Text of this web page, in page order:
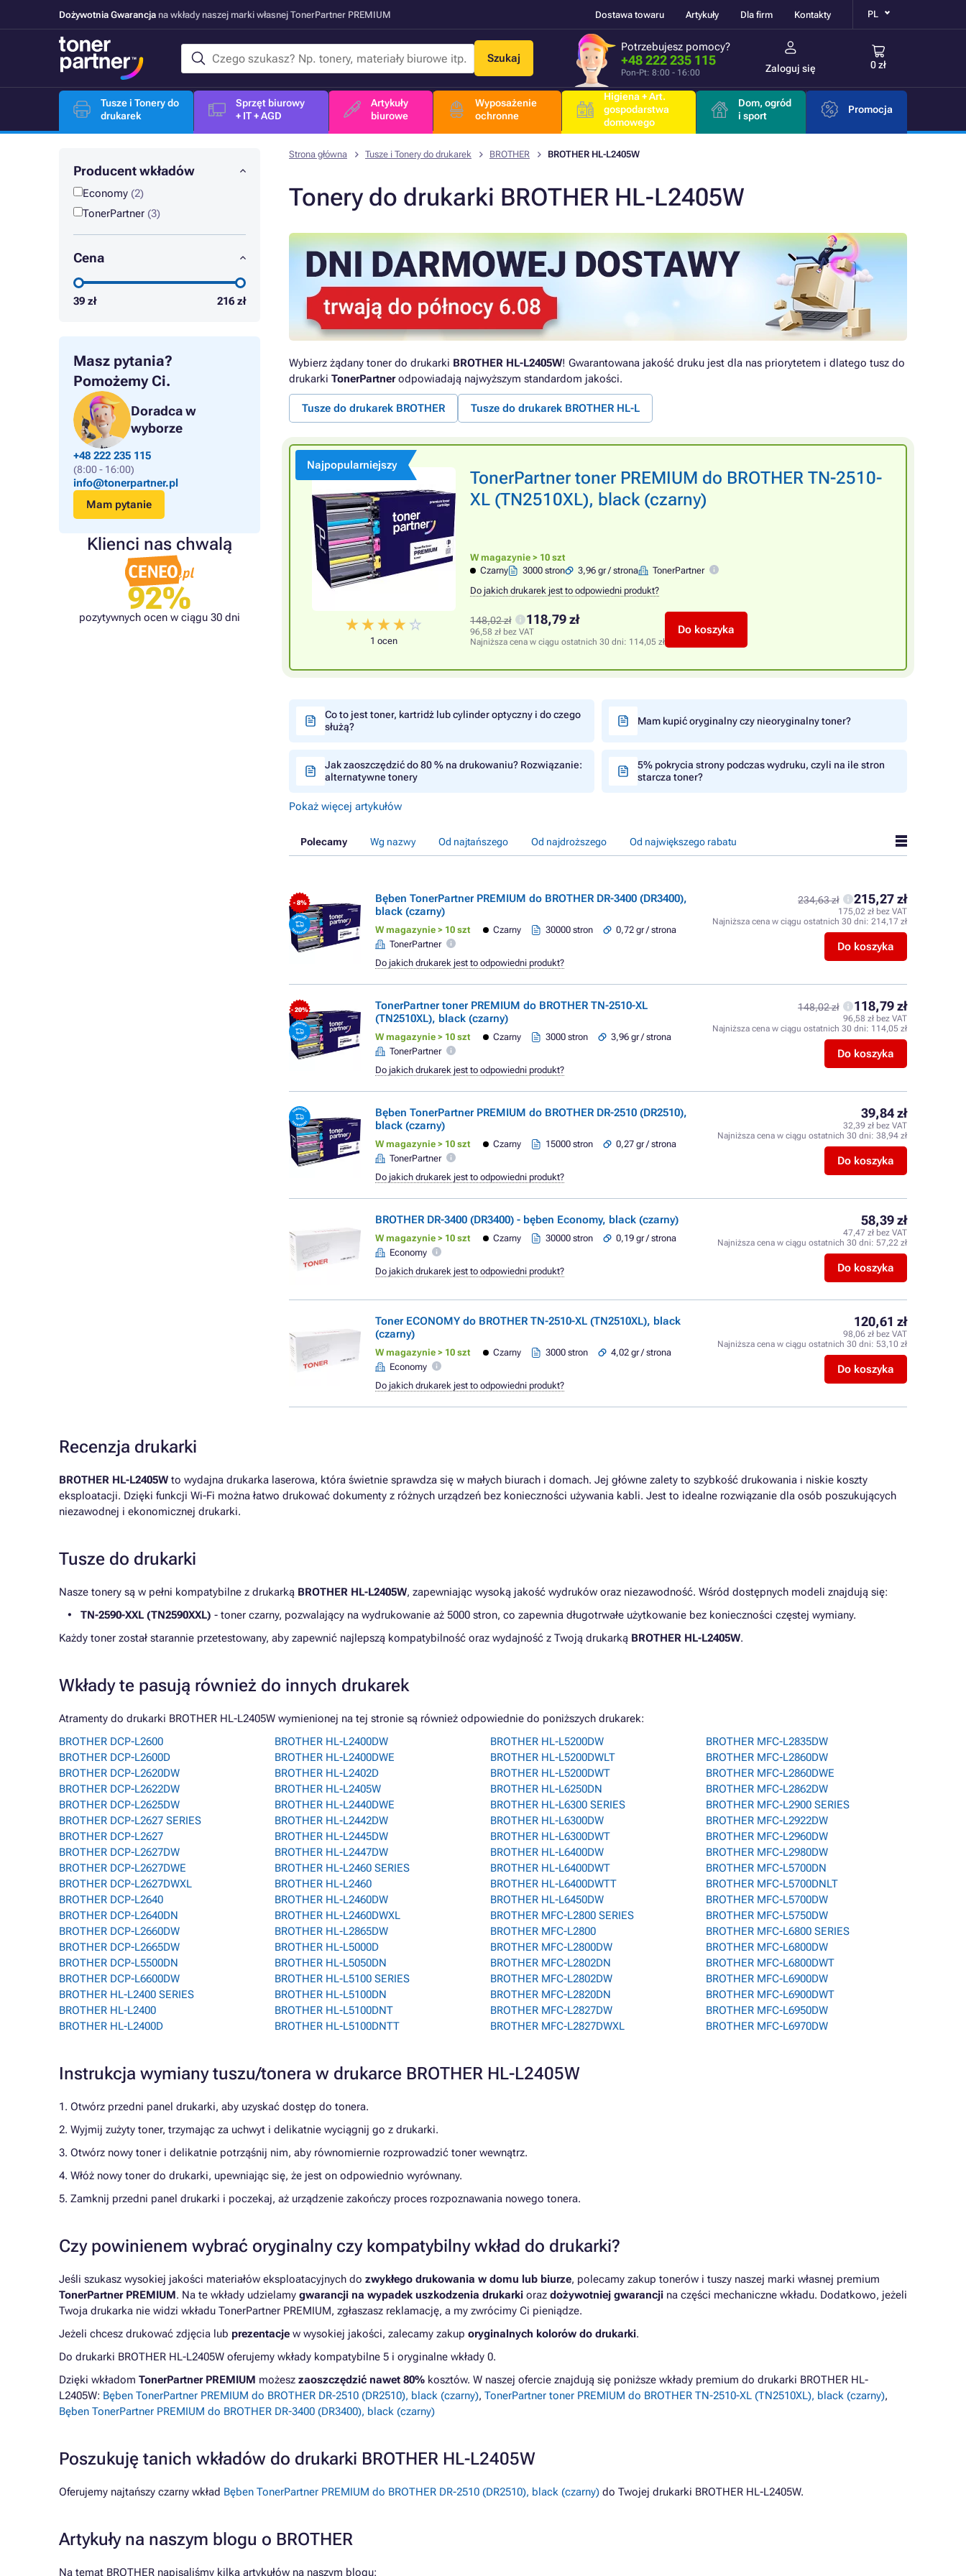
Dożywotnia Gwarancja na wkłady naszej marki własnej TonerPartner PREMIUM Dostawa towaru Artykuły Dla firm Kontakty PL
Szukaj
Potrzebujesz pomocy?
+48 222 235 115
Pon-Pt: 8:00 - 16:00 Zaloguj się 0 zł
Tusze i Tonery do
drukarek
Sprzęt biurowy
+ IT + AGD
Artykuły
biurowe
Wyposażenie
ochronne
Higiena + Art.
gospodarstwa
domowego
Dom, ogród
i sport
Promocja
Producent wkładów
Economy (2)
TonerPartner (3)
Cena
39 zł 216zł
Masz pytania?
Pomożemy Ci.
Doradca w
wyborze
+48 222 235 115
(8:00 - 16:00)
info@tonerpartner.pl
Mam pytanie
Klienci nas chwalą
92%
pozytywnych ocen w ciągu 30 dni
Strona główna Tusze i Tonery do drukarek BROTHER BROTHER HL-L2405W
Tonery do drukarki BROTHER HL-L2405W
Wybierz żądany toner do drukarki BROTHER HL-L2405W! Gwarantowana jakość druku jest dla nas priorytetem i dlatego tusz do
drukarki TonerPartnerodpowiadają najwyższym standardom jakości.
Tusze do drukarek BROTHER Tusze do drukarek BROTHER HL-L
Najpopularniejszy
1 ocen
TonerPartner toner PREMIUM do BROTHER TN-2510-
XL (TN2510XL), black (czarny)
W magazynie > 10 szt
Czarny
3000 stron 3,96 gr / strona
TonerPartner
Do jakich drukarek jest to odpowiedni produkt?
148,02 zł 118,79 zł
96,58 zł bez VAT
Najniższa cena w ciągu ostatnich 30 dni: 114,05 zł
Do koszyka
Co to jest toner, kartridż lub cylinder optyczny i do czego
służą?
Mam kupić oryginalny czy nieoryginalny toner?
Jak zaoszczędzić do 80 % na drukowaniu? Rozwiązanie:
alternatywne tonery
5% pokrycia strony podczas wydruku, czyli na ile stron
starcza toner?
Pokaż więcej artykułów
Polecamy Wg nazwy Od najtańszego Od najdroższego Od największego rabatu
- 8%
Bęben TonerPartner PREMIUM do BROTHER DR-3400 (DR3400),
black (czarny)
W magazynie > 10 szt Czarny 30000 stron
0,72 gr / strona
TonerPartner
234,63 zł 215,27 zł
175,02 zł bez VAT
Najniższa cena w ciągu ostatnich 30 dni: 214,17 zł
Do koszyka
Do jakich drukarek jest to odpowiedni produkt?
- 20%
TonerPartner toner PREMIUM do BROTHER TN-2510-XL
(TN2510XL), black (czarny)
W magazynie > 10 szt Czarny 3000 stron
3,96 gr / strona
TonerPartner
148,02 zł 118,79 zł
96,58 zł bez VAT
Najniższa cena w ciągu ostatnich 30 dni: 114,05 zł
Do koszyka
Do jakich drukarek jest to odpowiedni produkt?
Bęben TonerPartner PREMIUM do BROTHER DR-2510 (DR2510),
black (czarny)
W magazynie > 10 szt Czarny 15000 stron
0,27 gr / strona
TonerPartner
39,84 zł
32,39 zł bez VAT
Najniższa cena w ciągu ostatnich 30 dni: 38,94 zł
Do koszyka
Do jakich drukarek jest to odpowiedni produkt?
BROTHER DR-3400 (DR3400) - bęben Economy, black (czarny)
W magazynie > 10 szt Czarny 30000 stron
0,19 gr / strona
Economy
58,39 zł
47,47 zł bez VAT
Najniższa cena w ciągu ostatnich 30 dni: 57,22 zł
Do koszyka
Do jakich drukarek jest to odpowiedni produkt?
Toner ECONOMY do BROTHER TN-2510-XL (TN2510XL), black
(czarny)
W magazynie > 10 szt Czarny 3000 stron
4,02 gr / strona
Economy
120,61 zł
98,06 zł bez VAT
Najniższa cena w ciągu ostatnich 30 dni: 53,10 zł
Do koszyka
Do jakich drukarek jest to odpowiedni produkt?
Recenzja drukarki
BROTHER HL-L2405W to wydajna drukarka laserowa, która świetnie sprawdza się w małych biurach i domach. Jej główne zalety to szybkość drukowania i niskie koszty
eksploatacji. Dzięki funkcji Wi-Fi można łatwo drukować dokumenty z różnych urządzeń bez konieczności używania kabli. Jest to idealne rozwiązanie dla osób poszukujących
niezawodnej i ekonomicznej drukarki.
Tusze do drukarki
Nasze tonery są w pełni kompatybilne z drukarką BROTHER HL-L2405W, zapewniając wysoką jakość wydruków oraz niezawodność. Wśród dostępnych modeli znajdują się:
TN-2590-XXL (TN2590XXL) - toner czarny, pozwalający na wydrukowanie aż 5000 stron, co zapewnia długotrwałe użytkowanie bez konieczności częstej wymiany.
Każdy toner został starannie przetestowany, aby zapewnić najlepszą kompatybilność oraz wydajność z Twoją drukarką BROTHER HL-L2405W.
Wkłady te pasują również do innych drukarek
Atramenty do drukarki BROTHER HL-L2405W wymienionej na tej stronie są również odpowiednie do poniższych drukarek:
BROTHER DCP-L2600
BROTHER DCP-L2600D
BROTHER DCP-L2620DW
BROTHER DCP-L2622DW
BROTHER DCP-L2625DW
BROTHER DCP-L2627 SERIES
BROTHER DCP-L2627
BROTHER DCP-L2627DW
BROTHER DCP-L2627DWE
BROTHER DCP-L2627DWXL
BROTHER DCP-L2640
BROTHER DCP-L2640DN
BROTHER DCP-L2660DW
BROTHER DCP-L2665DW
BROTHER DCP-L5500DN
BROTHER DCP-L6600DW
BROTHER HL-L2400 SERIES
BROTHER HL-L2400
BROTHER HL-L2400D
BROTHER HL-L2400DW
BROTHER HL-L2400DWE
BROTHER HL-L2402D
BROTHER HL-L2405W
BROTHER HL-L2440DWE
BROTHER HL-L2442DW
BROTHER HL-L2445DW
BROTHER HL-L2447DW
BROTHER HL-L2460 SERIES
BROTHER HL-L2460
BROTHER HL-L2460DW
BROTHER HL-L2460DWXL
BROTHER HL-L2865DW
BROTHER HL-L5000D
BROTHER HL-L5050DN
BROTHER HL-L5100 SERIES
BROTHER HL-L5100DN
BROTHER HL-L5100DNT
BROTHER HL-L5100DNTT
BROTHER HL-L5200DW
BROTHER HL-L5200DWLT
BROTHER HL-L5200DWT
BROTHER HL-L6250DN
BROTHER HL-L6300 SERIES
BROTHER HL-L6300DW
BROTHER HL-L6300DWT
BROTHER HL-L6400DW
BROTHER HL-L6400DWT
BROTHER HL-L6400DWTT
BROTHER HL-L6450DW
BROTHER MFC-L2800 SERIES
BROTHER MFC-L2800
BROTHER MFC-L2800DW
BROTHER MFC-L2802DN
BROTHER MFC-L2802DW
BROTHER MFC-L2820DN
BROTHER MFC-L2827DW
BROTHER MFC-L2827DWXL
BROTHER MFC-L2835DW
BROTHER MFC-L2860DW
BROTHER MFC-L2860DWE
BROTHER MFC-L2862DW
BROTHER MFC-L2900 SERIES
BROTHER MFC-L2922DW
BROTHER MFC-L2960DW
BROTHER MFC-L2980DW
BROTHER MFC-L5700DN
BROTHER MFC-L5700DNLT
BROTHER MFC-L5700DW
BROTHER MFC-L5750DW
BROTHER MFC-L6800 SERIES
BROTHER MFC-L6800DW
BROTHER MFC-L6800DWT
BROTHER MFC-L6900DW
BROTHER MFC-L6900DWT
BROTHER MFC-L6950DW
BROTHER MFC-L6970DW
Instrukcja wymiany tuszu/tonera w drukarce BROTHER HL-L2405W
1. Otwórz przedni panel drukarki, aby uzyskać dostęp do tonera.
2. Wyjmij zużyty toner, trzymając za uchwyt i delikatnie wyciągnij go z drukarki.
3. Otwórz nowy toner i delikatnie potrząśnij nim, aby równomiernie rozprowadzić toner wewnątrz.
4. Włóż nowy toner do drukarki, upewniając się, że jest on odpowiednio wyrównany.
5. Zamknij przedni panel drukarki i poczekaj, aż urządzenie zakończy proces rozpoznawania nowego tonera.
Czy powinienem wybrać oryginalny czy kompatybilny wkład do drukarki?
Jeśli szukasz wysokiej jakości materiałów eksploatacyjnych do zwykłego drukowania w domu lub biurze, polecamy zakup tonerów i tuszy naszej marki własnej premium
TonerPartner PREMIUM. Na te wkłady udzielamy gwarancji na wypadek uszkodzenia drukarki oraz dożywotniej gwarancji na części mechaniczne wkładu. Dodatkowo, jeżeli
Twoja drukarka nie widzi wkładu TonerPartner PREMIUM, zgłaszasz reklamację, a my zwrócimy Ci pieniądze.
Jeżeli chcesz drukować zdjęcia lub prezentacje w wysokiej jakości, zalecamy zakup oryginalnych kolorów do drukarki.
Do drukarki BROTHER HL-L2405W oferujemy wkłady kompatybilne 5 i oryginalne wkłady 0.
Dzięki wkładom TonerPartner PREMIUM możesz zaoszczędzić nawet 80% kosztów. W naszej ofercie znajdują się poniższe wkłady premium do drukarki BROTHER HL-
L2405W: Bęben TonerPartner PREMIUM do BROTHER DR-2510 (DR2510), black (czarny), TonerPartner toner PREMIUM do BROTHER TN-2510-XL (TN2510XL), black (czarny),
Bęben TonerPartner PREMIUM do BROTHER DR-3400 (DR3400), black (czarny)
Poszukuję tanich wkładów do drukarki BROTHER HL-L2405W
Oferujemy najtańszy czarny wkład Bęben TonerPartner PREMIUM do BROTHER DR-2510 (DR2510), black (czarny) do Twojej drukarki BROTHER HL-L2405W.
Artykuły na naszym blogu o BROTHER
Na temat BROTHER napisaliśmy kilka artykułów na naszym blogu: